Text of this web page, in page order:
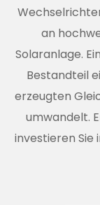
an
Solaranlage.
Bestandteil
erzeugten
umwandelt.
investieren Sie